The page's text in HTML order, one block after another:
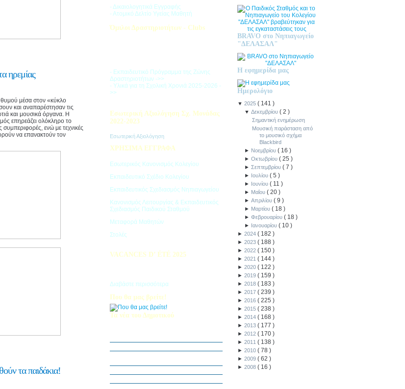
ηρεμίας
μέσα στον «κύκλο
και αναπαρέστησαν τις
και μουσικά όργανα. Η
επηρεάζει ολόκληρο το
ενώ με τεχνικές
να επανακτούν τον
τα παιδάκια!
- Δικαιολογητικά Εγγραφής
- Ατομικό Δελτίο Υγείας Μαθητή
Όμιλοι Δραστηριοτήτων - Clubs
- Εκπαιδευτικό Πρόγραμμα της Ζώνης
Δραστηριοτήτων ->>
- Υλικά για τη Σχολική Χρονιά 2025-2026 -
>>
Εσωτερική Αξιολόγηση Σχ. Μονάδας
2022-2023
Εσωτερική Αξιολόγηση
ΧΡΗΣΙΜΑ ΕΓΓΡΑΦΑ
Εσωτερικός Κανονισμός Κολεγίου
Εκπαιδευτικό Σχέδιο Κολεγίου
Εκπαιδευτικός Σχεδιασμός Νηπιαγωγείου
Κανονισμός Λειτουργίας & Εκπαιδευτικός
Σχεδιασμός Παιδικού Σταθμού
Μεταφορά Μαθητών
Στολές
VACANCES D’ ÉTÉ 2025
Διαβάστε περισσότερα
Που θα μας βρείτε!
Τα νέα του Δημοτικού
BRAVO στο Νηπιαγωγείο
"ΔΕΛΑΣΑΛ"
Η εφημερίδα μας
Ημερολόγιο
▼ 2025 ( 141 )
▼Δεκεμβρίου(2)
Σημαντική ενημέρωση
Μουσική παράσταση από
το μουσικό σχήμα
Blackbird
► Νοεμβρίου( 16)
►Οκτωβρίου(25)
►Σεπτεμβρίου(7)
► Ιουλίου(5)
► Ιουνίου( 11)
► Μαΐου(20)
►Απριλίου(9)
► Μαρτίου( 18)
►Φεβρουαρίου( 18)
► Ιανουαρίου( 10)
► 2024 ( 182 )
► 2023 ( 188 )
► 2022 ( 150 )
► 2021 ( 144 )
► 2020 ( 122 )
► 2019 ( 159 )
► 2018 ( 183 )
► 2017 ( 239 )
► 2016 ( 225 )
► 2015 ( 238 )
► 2014 ( 168 )
► 2013 ( 177 )
► 2012 ( 170 )
► 2011 ( 138 )
► 2010 ( 78 )
► 2009 ( 62 )
► 2008 ( 16 )